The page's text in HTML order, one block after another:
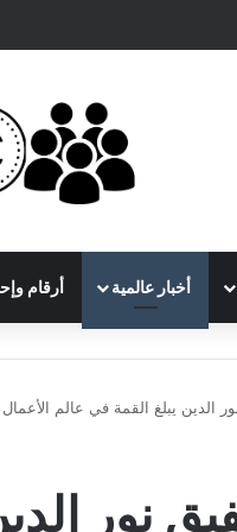
أخبار عالمية أرقام
الدين يبلغ القمة في عالم الأعمال
نور